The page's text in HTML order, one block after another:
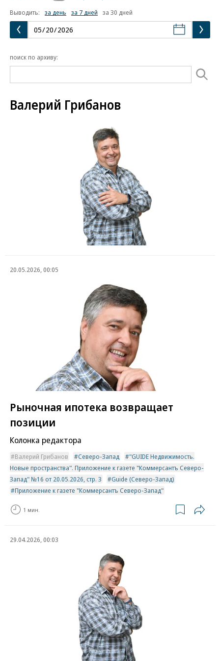
Выводить:
за день за 7 дней за 30 дней
поиск по архиву:
Валерий Грибанов
20.05.2026, 00:05
Рыночная ипотека возвращает
позиции
Колонка редактора
Валерий Грибанов Северо-Запад
"GUIDE Недвижимость.
Новые пространства". Приложение к газете "Коммерсантъ Северо-
Запад" №16 от 20.05.2026, стр. 3
Guide (Северо-Запад)
Приложение к газете "Коммерсантъ Северо-Запад"
1 мин.
29.04.2026, 00:03